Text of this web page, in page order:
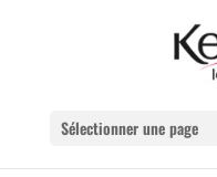
Sélectionner une page